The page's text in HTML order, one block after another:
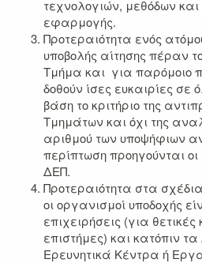
τεχνολογιών, μεθόδων
εφαρμογής.
Προτεραιότητα ενός
υποβολής αίτησης πέραν
Τμήμα και για παρόμοιο
δοθούν ίσες ευκαιρίες
βάση το κριτήριο της
Τμημάτων και όχι της
αριθμού των υποψήφιων
περίπτωση προηγούνται
ΔΕΠ.
Προτεραιότητα στα
οι οργανισμοί υποδοχής
επιχειρήσεις (για
επιστήμες) και κατόπιν
Ερευνητικά Κέντρα ή